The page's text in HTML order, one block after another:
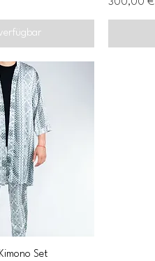
300,00 €
Set